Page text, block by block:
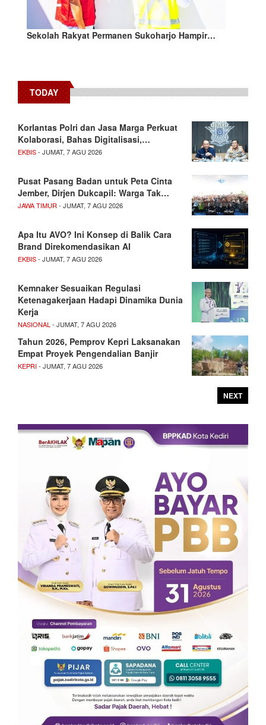
Sekolah Rakyat Permanen Sukoharjo Hampir…
TODAY
Korlantas Polri dan Jasa Marga Perkuat
Kolaborasi, Bahas Digitalisasi,…
EKBIS- JUMAT, 7 AGU 2026
Pusat Pasang Badan untuk Peta Cinta
Jember, Dirjen Dukcapil: Warga Tak…
JAWA TIMUR- JUMAT, 7 AGU 2026
Apa Itu AVO? Ini Konsep di Balik Cara
Brand Direkomendasikan AI
EKBIS- JUMAT, 7 AGU 2026
Kemnaker Sesuaikan Regulasi
Ketenagakerjaan Hadapi Dinamika Dunia
Kerja
NASIONAL- JUMAT, 7 AGU 2026
Tahun 2026, Pemprov Kepri Laksanakan
Empat Proyek Pengendalian Banjir
KEPRI- JUMAT, 7 AGU 2026
NEXT